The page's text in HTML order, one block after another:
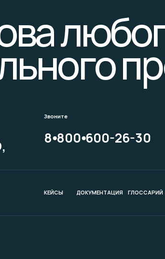
8⦁800⦁600-26-30
Звоните
ГЛОССАРИЙ
ДОКУМЕНТАЦИЯ
КЕЙСЫ